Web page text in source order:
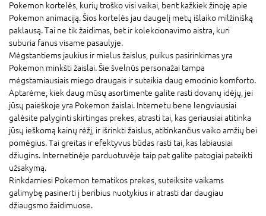
Pokemon kortelės, kurių troško visi vaikai, bent kažkiek žinoję apie
Pokemon animaciją. Šios kortelės jau daugelį metų išlaiko milžinišką
paklausą. Tai ne tik žaidimas, bet ir kolekcionavimo aistra, kuri
suburia fanus visame pasaulyje.
Mėgstantiems jaukius ir mielus žaislus, puikus pasirinkimas yra
Pokemon minkšti žaislai. Šie švelnūs personažai tampa
mėgstamiausiais miego draugais ir suteikia daug emocinio komforto.
Aptarėme, kiek daug mūsų asortimente galite rasti dovanų idėjų, jei
jūsų paieškoje yra Pokemon žaislai. Internetu bene lengviausiai
galėsite palyginti skirtingas prekes, atrasti tai, kas geriausiai atitinka
jūsų ieškomą kainų rėžį, ir išrinkti žaislus, atitinkančius vaiko amžių bei
pomėgius. Tai greitas ir efektyvus būdas rasti tai, kas labiausiai
džiugins. Internetinėje parduotuvėje taip pat galite patogiai pateikti
užsakymą.
Rinkdamiesi Pokemon tematikos prekes, suteiksite vaikams
galimybę pasinerti į beribius nuotykius ir atrasti dar daugiau
džiaugsmo žaidimuose.